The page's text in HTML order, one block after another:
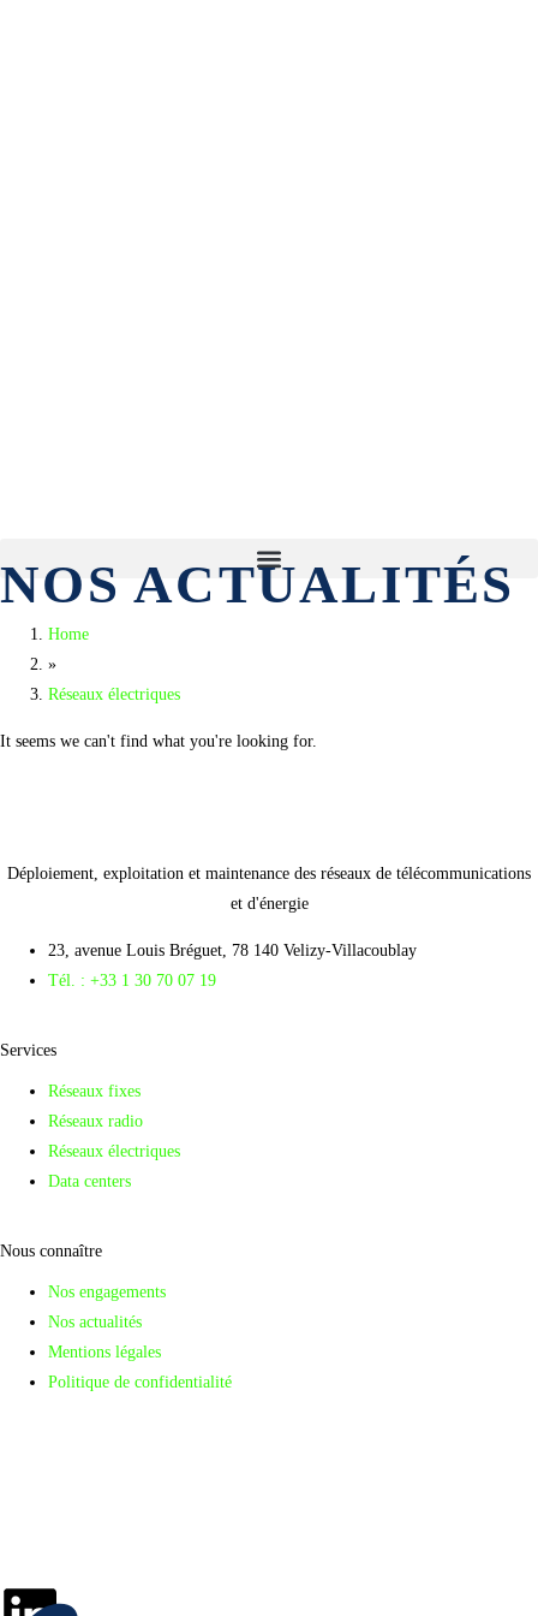
NOS ACTUALITÉS
Home
»
Réseaux électriques
It seems we can't find what you're looking for.
Déploiement, exploitation et maintenance des réseaux de télécommunications
et d'énergie
23, avenue Louis Bréguet, 78 140 Velizy-Villacoublay
Tél. : +33 1 30 70 07 19
Services
Réseaux fixes
Réseaux radio
Réseaux électriques
Data centers
Nous connaître
Nos engagements
Nos actualités
Mentions légales
Politique de confidentialité